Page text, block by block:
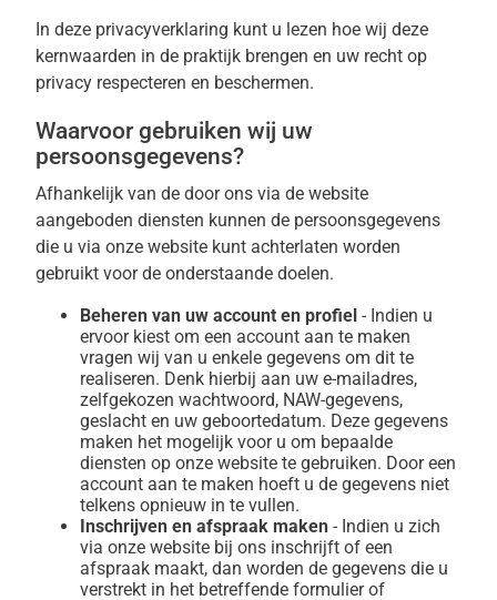
In deze privacyverklaring kunt u lezen hoe wij deze
kernwaarden in de praktijk brengen en uw recht op
privacy respecteren en beschermen.
Waarvoor gebruiken wij uw
persoonsgegevens?
Afhankelijk van de door ons via de website
aangeboden diensten kunnen de persoonsgegevens
die u via onze website kunt achterlaten worden
gebruikt voor de onderstaande doelen.
Beheren van uw account en profiel - Indien u
ervoor kiest om een account aan te maken
vragen wij van u enkele gegevens om dit te
realiseren. Denk hierbij aan uw e-mailadres,
zelfgekozen wachtwoord, NAW-gegevens,
geslacht en uw geboortedatum. Deze gegevens
maken het mogelijk voor u om bepaalde
diensten op onze website te gebruiken. Door een
account aan te maken hoeft u de gegevens niet
telkens opnieuw in te vullen.
Inschrijven en afspraak maken - Indien u zich
via onze website bij ons inschrijft of een
afspraak maakt, dan worden de gegevens die u
verstrekt in het betreffende formulier of